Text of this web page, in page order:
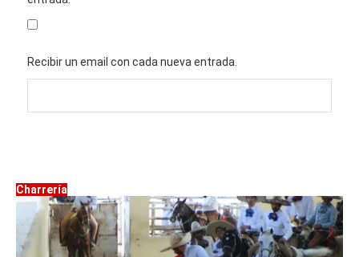
Recibir un email con cada nueva entrada.
Charrería